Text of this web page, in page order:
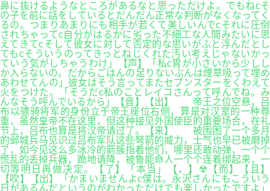
鼻に抜けるようなところがあるなと思っただけよ。でもねcそ
の子を前に話をしているとだんだん正常な判断がなくなってく
るの。つまりあまりにも相手が若くて美しいんでcそれに圧倒
されちゃってc自分がはるかに劣った不細工な人間みたいに思
えてきてcそして彼女に対して否定的な思いがふと浮んだとし
てもcそういうのってきっとねじくれた汚い考えじゃないかっ
ていう気がしちゃうわけ」【声】「私c胃が小さいから少しし
か入らないの。だからごはんの足りないぶんは煙草吸って埋め
あわせてんの」彼女はそう言ってまたセブンスターをくわえて
火をつけた。「そうだc私のことレイコさんって呼んでね。み
んなそう呼んでいるから」【音】【出】 帝王之位空悬，吕
布以骠骑将军的身份立于帝王座位右侧，算是对汉室的一种尊
重，虽然皇帝不在这里，但这种接见外国使臣的重要场合，在礼
节上，吕布也算是将汉帝请过了。【来】 被围困了一个多月
的邺城兵马见识过吕布军队这些弩箭的威力，士气也早已被磨掉
了，如今见这么多冰冷的箭簇指着他们，哪里还敢动弹，一个个
慌乱的丢掉兵器，跪地请降，被鲁能命人一个个连着绑起来，一
切等明日再做决定。【了】「本当」【，】☢【而】【且】
【吹】【出】「かまいませんよc僕は。永沢さんにもこういう
日があるんだというのがわかっただけでも楽しかったですよ」